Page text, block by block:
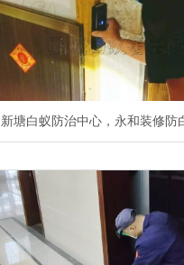
新塘白蚁防治中心，永和装修防